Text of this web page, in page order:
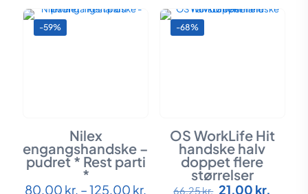
kan
-59%
Nilex
engangshandske –
pudret * Rest parti
*
Dette
80,00 kr. –125,00 kr. Prisinterval:
-68%
OS WorkLife Hit
handske halv
doppet flere
størrelser
Dette
66,25kr. Den
21,00 kr.